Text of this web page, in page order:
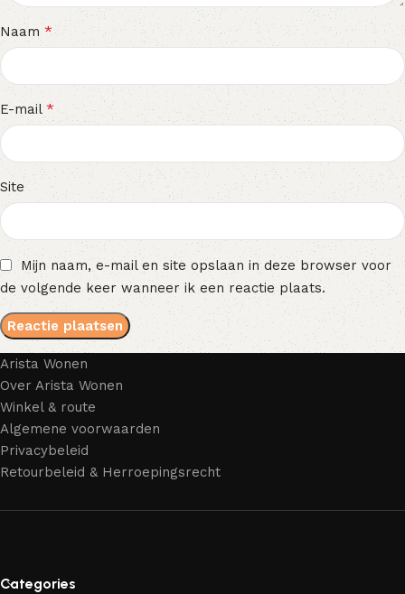
Naam *
E-mail *
Site
Mijn naam, e-mail en site opslaan in deze browser voor
de volgende keer wanneer ik een reactie plaats.
Arista Wonen
Over Arista Wonen
Winkel & route
Algemene voorwaarden
Privacybeleid
Retourbeleid & Herroepingsrecht
Categories